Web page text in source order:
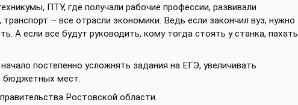
ПТУ, где получали рабочие профессии, развивали
– все отрасли экономики. Ведь если закончил вуз, нужно
А если все будут руководить, кому тогда стоять у станка, пахать
постепенно усложнять задания на ЕГЭ, увеличивать
бюджетных мест.
Ростовской области.